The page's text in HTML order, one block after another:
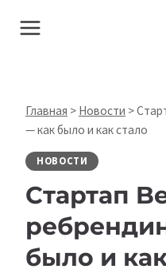
Главная > Новости >
— как было и как стало
НОВОСТИ
Стартап
было и